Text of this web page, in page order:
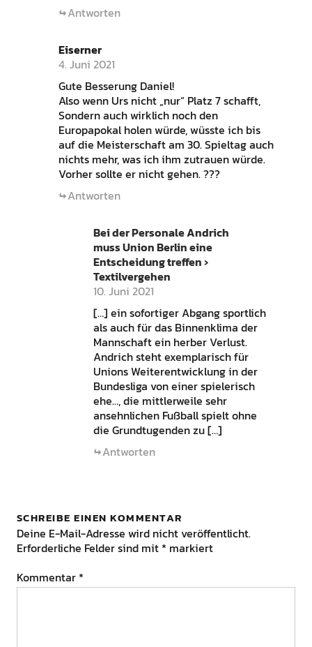
Antworten
Eiserner
4. Juni 2021
Gute Besserung Daniel!
Also wenn Urs nicht „nur“ Platz 7 schafft,
Sondern auch wirklich noch den
Europapokal holen würde, wüsste ich bis
auf die Meisterschaft am 30. Spieltag auch
nichts mehr, was ich ihm zutrauen würde.
Vorher sollte er nicht gehen. ???
Antworten
Bei der Personale Andrich
muss Union Berlin eine
Entscheidung treffen ›
Textilvergehen
10. Juni 2021
[…] ein sofortiger Abgang sportlich
als auch für das Binnenklima der
Mannschaft ein herber Verlust.
Andrich steht exemplarisch für
Unions Weiterentwicklung in der
Bundesliga von einer spielerisch
ehe…, die mittlerweile sehr
ansehnlichen Fußball spielt ohne
die Grundtugenden zu […]
Antworten
SCHREIBE EINEN KOMMENTAR
Deine E-Mail-Adresse wird nicht veröffentlicht.
Erforderliche Felder sind mit * markiert
Kommentar *